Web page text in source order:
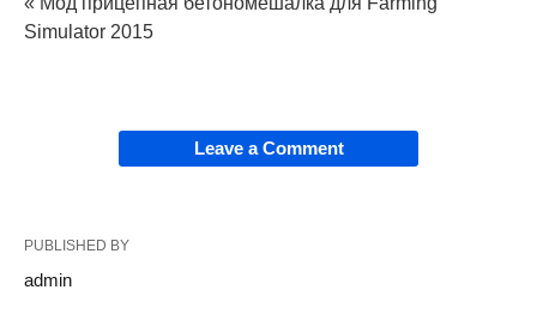
Simulator 2015
Leave a Comment
PUBLISHED BY
admin